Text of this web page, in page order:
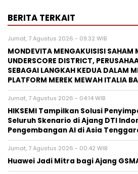
BERITA TERKAIT
Jumat, 7 Agustus 2026 - 09:32 WIB
MONDEVITA MENGAKUISISI SAHAM
UNDERSCORE DISTRICT,
SEBAGAI LANGKAH KEDUA DALAM
PLATFORM MEREK MEWAH ITALIA
Jumat, 7 Agustus 2026 - 04:14 WIB
HIKSEMI Tampilkan Solusi
Seluruh Skenario di Ajang DTI
Pengembangan AI di Asia
Jumat, 7 Agustus 2026 - 00:42 WIB
Huawei Jadi Mitra bagi Ajang